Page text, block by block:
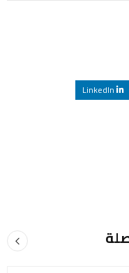
LinkedIn